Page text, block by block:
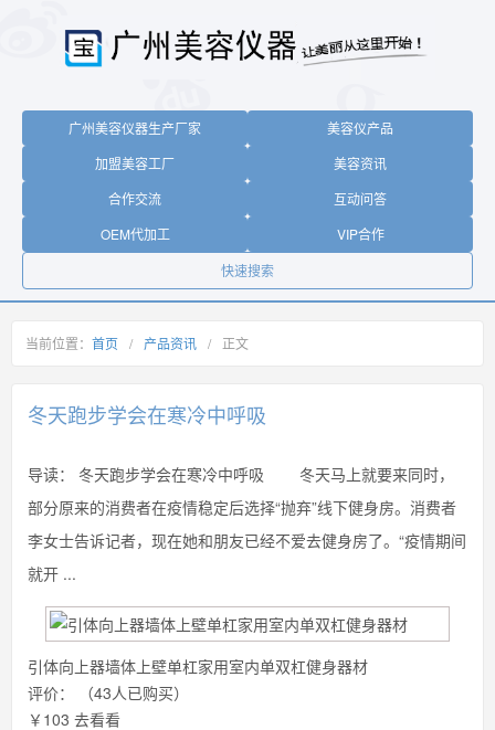
广州美容仪器生产厂家
美容仪产品
加盟美容工厂
美容资讯
合作交流
互动问答
OEM代加工
VIP合作
快速搜索
当前位置： 首页 / 产品资讯 / 正文
冬天跑步学会在寒冷中呼吸
导读：
冬天跑步学会在寒冷中呼吸 冬天马上就要来同时，
部分原来的消费者在疫情稳定后选择“抛弃”线下健身房。消费者
李女士告诉记者，现在她和朋友已经不爱去健身房了。“疫情期间
就开 ...
引体向上器墙体上壁单杠家用室内单双杠健身器材
评价：
（43人已购买）
￥103 去看看